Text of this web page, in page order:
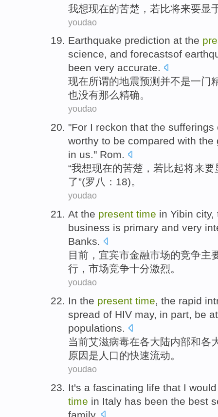
我想现在的苦楚 ，若比将来要显
youdao
Earthquake prediction at the
science, and forecastsof
been very accurate.
现在所谓的地震预测 并不是一门
也没有那么精确。
youdao
"For I reckon that the sufferings
worthy to be compared with the
in us." Rom.
“我想现在的苦楚 ，若比起将来要
了”(罗八：18)。
youdao
At the present time in Yibin city,
business is primary and very
Banks.
目前 ， 宜宾市金融市场的竞争主
行，市场竞争十分激烈。
youdao
In the present time, the rapid
spread of HIV may, in part, be
populations.
当前艾滋病毒在各大陆内部和各
原因是 人口的快速流动。
youdao
It's a fascinating life that I
time in Italy has been the best
family.